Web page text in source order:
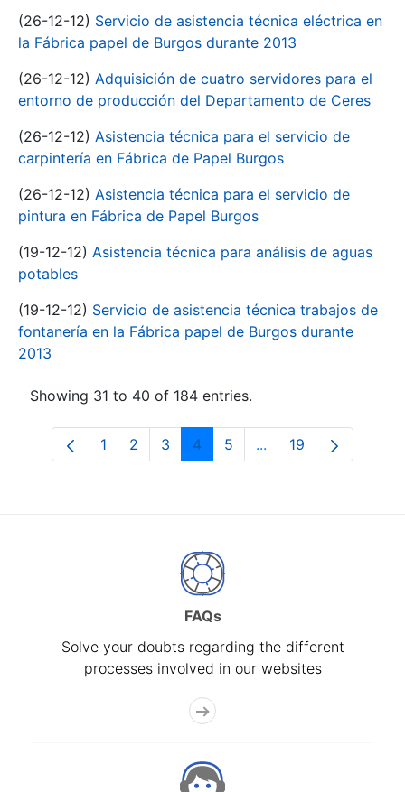
(26-12-12) Servicio de asistencia técnica eléctrica en
la Fábrica papel de Burgos durante 2013
(26-12-12) Adquisición de cuatro servidores para el
entorno de producción del Departamento de Ceres
(26-12-12) Asistencia técnica para el servicio de
carpintería en Fábrica de Papel Burgos
(26-12-12) Asistencia técnica para el servicio de
pintura en Fábrica de Papel Burgos
(19-12-12) Asistencia técnica para análisis de aguas
potables
(19-12-12) Servicio de asistencia técnica trabajos de
fontanería en la Fábrica papel de Burgos durante
2013
Showing 31 to 40 of 184 entries.
Page
1 Page
2 Page
3 Page
4 Page
5 ...Intermediate Pages
Page
19
FAQs
Solve your doubts regarding the different
processes involved in our websites